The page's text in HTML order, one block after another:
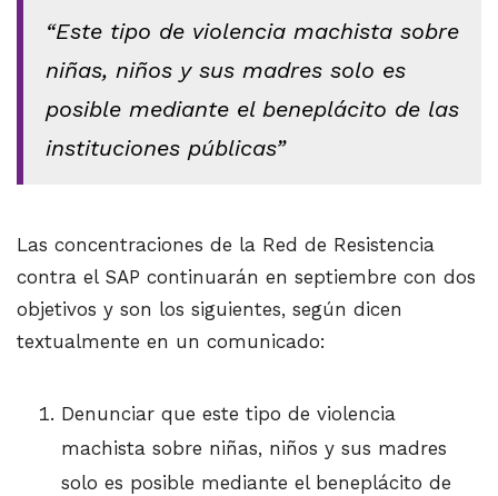
“Este tipo de violencia machista sobre
niñas, niños y sus madres solo es
posible mediante el beneplácito de las
instituciones públicas”
Las concentraciones de la Red de Resistencia
contra el SAP continuarán en septiembre con dos
objetivos y son los siguientes, según dicen
textualmente en un comunicado:
Denunciar que este tipo de violencia
machista sobre niñas, niños y sus madres
solo es posible mediante el beneplácito de